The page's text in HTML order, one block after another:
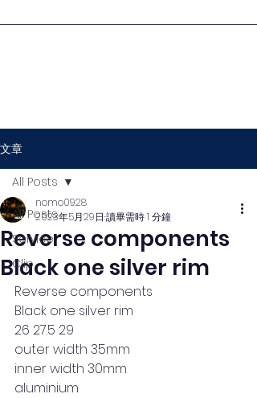
文章
All Posts
Service
Clip
All Posts
Reverse components
Black one silver rim
nomo0928
2023年5月29日 讀畢需時 1 分鐘
Reverse components
Black one silver rim
26 27.5 29
outer width 35mm
inner width 30mm
aluminium